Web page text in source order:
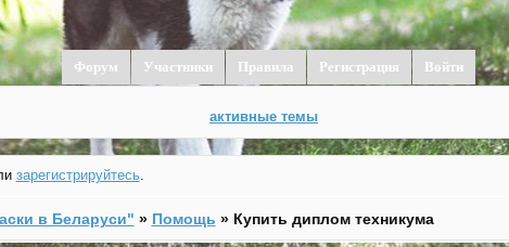
Форум Участники Правила Регистрация Войти
активные темы
зарегистрируйтесь.
в Беларуси" » Помощь » Купить диплом техникума